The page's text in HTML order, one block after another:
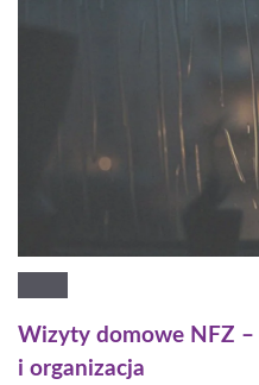
Wizyty domowe NFZ –
i organizacja